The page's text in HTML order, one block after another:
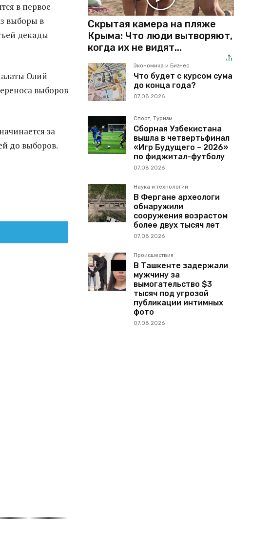
в первое
выборы в
декады
Олий
выборов
за
до выборов.
Скрытая камера на пляже
Крыма: Что люди вытворяют,
когда их не видят...
Экономика и Бизнес
Что будет с курсом сума
до конца года?
07.08.2026
Спорт, Туризм
Сборная Узбекистана
вышла в четвертьфинал
«Игр Будущего – 2026»
по фиджитал-футболу
07.08.2026
Наука и технологии
В Фергане археологи
обнаружили
сооружения возрастом
более двух тысяч лет
07.08.2026
Происшествия
В Ташкенте задержали
мужчину за
вымогательство $3
тысяч под угрозой
публикации интимных
фото
07.08.2026